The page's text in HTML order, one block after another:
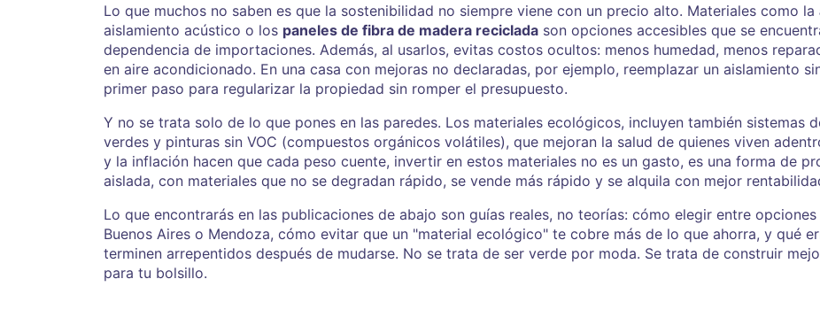
Lo que muchos no saben es que la sostenibilidad no siempre viene con un precio alto. Materiales como la
aislamiento acústico o los paneles de fibra de madera reciclada son opciones accesibles que se
dependencia de importaciones. Además, al usarlos, evitas costos ocultos: menos humedad, menos
en aire acondicionado. En una casa con mejoras no declaradas, por ejemplo, reemplazar un aislamiento
primer paso para regularizar la propiedad sin romper el presupuesto.
Y no se trata solo de lo que pones en las paredes. Los materiales ecológicos, incluyen también sistemas
verdes y pinturas sin VOC (compuestos orgánicos volátiles), que mejoran la salud de quienes viven
y la inflación hacen que cada peso cuente, invertir en estos materiales no es un gasto, es una forma de
aislada, con materiales que no se degradan rápido, se vende más rápido y se alquila con mejor
Lo que encontrarás en las publicaciones de abajo son guías reales, no teorías: cómo elegir entre
Buenos Aires o Mendoza, cómo evitar que un "material ecológico" te cobre más de lo que ahorra, y qué
terminen arrepentidos después de mudarse. No se trata de ser verde por moda. Se trata de construir
para tu bolsillo.